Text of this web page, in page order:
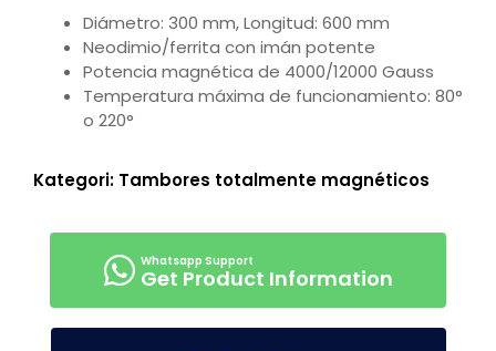
Diámetro: 300 mm, Longitud: 600 mm
Neodimio/ferrita con imán potente
Potencia magnética de 4000/12000 Gauss
Temperatura máxima de funcionamiento: 80°
o 220°
Kategori: Tambores totalmente magnéticos
Get Product Information